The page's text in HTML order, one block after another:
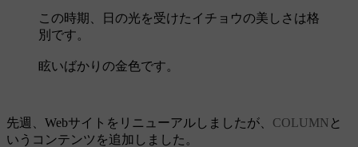
この時期、日の光を受けたイチョウの美しさは格
別です。
眩いばかりの金色です。
先週、Webサイトをリニューアルしましたが、 COLUMN と
いうコンテンツを追加しました。